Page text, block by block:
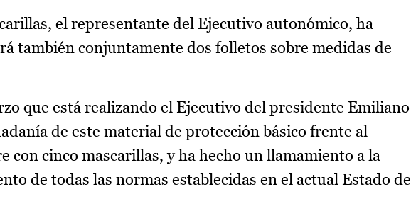
el representante del Ejecutivo autonómico, ha
también conjuntamente dos folletos sobre medidas de
que está realizando el Ejecutivo del presidente Emiliano
de este material de protección básico frente al
con cinco mascarillas, y ha hecho un llamamiento a la
de todas las normas establecidas en el actual Estado de